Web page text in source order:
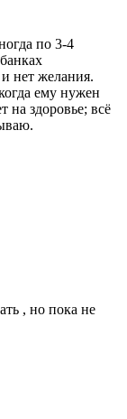
по 3-4
нет желания.
ему нужен
на здоровье; всё
, но пока не